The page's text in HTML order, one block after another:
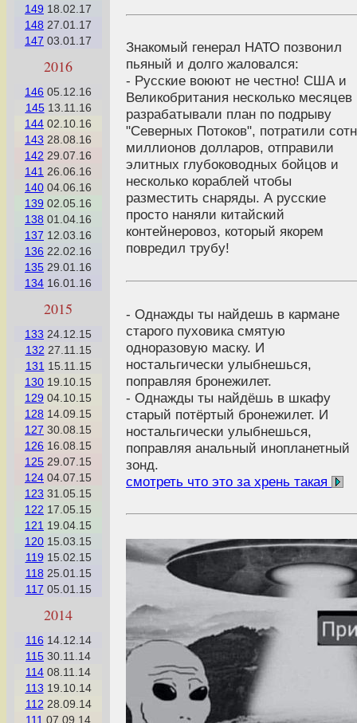
149 18.02.17
148 27.01.17
147 03.01.17
2016
146 05.12.16
14513.11.16
144 02.10.16
143 28.08.16
142 29.07.16
141 26.06.16
140 04.06.16
139 02.05.16
138 01.04.16
137 12.03.16
136 22.02.16
135 29.01.16
134 16.01.16
2015
133 24.12.15
132 27.11.15
131 15.11.15
130 19.10.15
129 04.10.15
128 14.09.15
127 30.08.15
126 16.08.15
125 29.07.15
124 04.07.15
123 31.05.15
122 17.05.15
121 19.04.15
120 15.03.15
119 15.02.15
118 25.01.15
117 05.01.15
2014
116 14.12.14
115 30.11.14
114 08.11.14
113 19.10.14
112 28.09.14
111 07.09.14
Знакомый генерал НАТО позвонил
пьяный и долго жаловался:
- Русские воюют не честно! США и
Великобритания несколько месяцев
разрабатывали план по подрыву
"Северных Потоков", потратили
миллионов долларов, отправили
элитных глубоководных бойцов и
несколько кораблей чтобы
разместить снаряды. А русские
просто наняли китайский
контейнеровоз, который якорем
повредил трубу!
- Однажды ты найдешь в кармане
старого пуховика смятую
одноразовую маску. И
ностальгически улыбнешься,
поправляя бронежилет.
- Однажды ты найдёшь в шкафу
старый потёртый бронежилет. И
ностальгически улыбнешься,
поправляя анальный инопланетный
зонд.
смотреть что это за хрень такая